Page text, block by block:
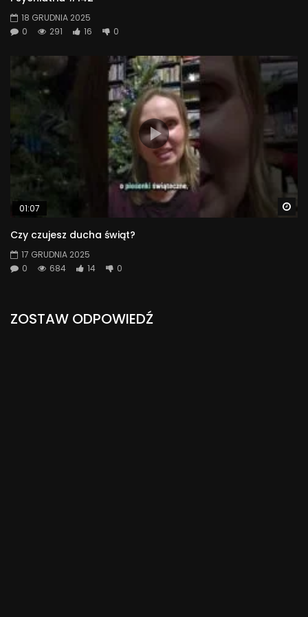
18 GRUDNIA 2025
0
291 16 0
01:07
Czy czujesz ducha świąt?
17 GRUDNIA 2025
0
684 14 0
ZOSTAW ODPOWIEDŹ